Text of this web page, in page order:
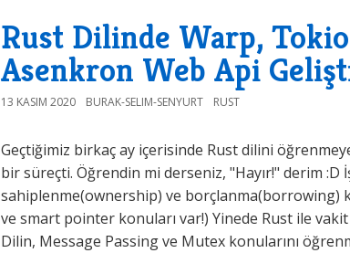
Rust Dilinde Warp,
Asenkron Web Api
13 KASIM 2020 BURAK-SELIM-SENYURT RUST
Geçtiğimiz birkaç ay içerisinde Rust dilini
bir süreçti. Öğrendin mi derseniz, "Hayır!" derim
sahiplenme(ownership) ve borçlanma(borrowing)
ve smart pointer konuları var!) Yinede Rust ile
Dilin, Message Passing ve Mutex konularını